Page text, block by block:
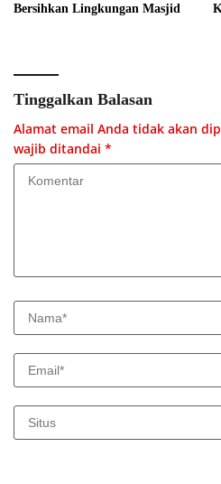
Bersihkan Lingkungan Masjid
Tinggalkan Balasan
Alamat email Anda tidak akan
wajib ditandai *